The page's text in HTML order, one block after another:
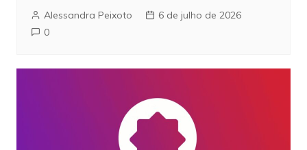
Alessandra Peixoto
6 de julho de 2026
0